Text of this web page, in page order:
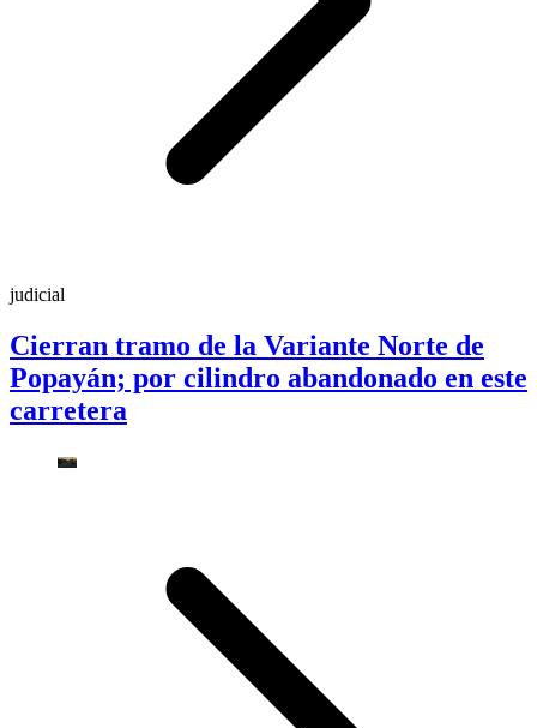
judicial
Cierran tramo de la Variante Norte de
Popayán; por cilindro abandonado en este
carretera